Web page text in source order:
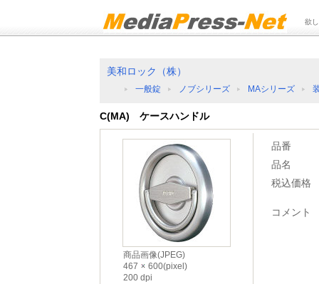
欲
美和ロック（株）
一般錠 ノブシリーズ MAシリーズ
C(MA) ケースハンドル
商品画像(JPEG)
467
600(pixel)
200 dpi
品番
品名
税込価格
コメント